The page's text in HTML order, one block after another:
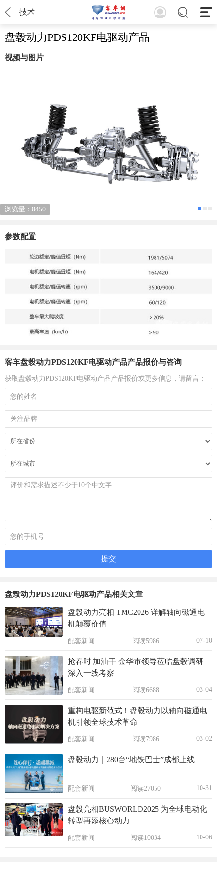
技术
盘毂动力PDS120KF电驱动产品
视频与图片
浏览量：8450
参数配置
客车盘毂动力PDS120KF电驱动产品产品报价与咨询
获取盘毂动力PDS120KF电驱动产品产品报价或更多信息，请留言；
盘毂动力PDS120KF电驱动产品相关文章
盘毂动力亮相 TMC2026 详解轴向磁通电
机颠覆价值
配套新闻 阅读5986 07-10
抢春时 加油干 金华市领导莅临盘毂调研
深入一线考察
配套新闻 阅读6688 03-04
重构电驱新范式！盘毂动力以轴向磁通电
机引领全球技术革命
配套新闻 阅读7986 03-02
盘毂动力｜280台“地铁巴士”成都上线
配套新闻 阅读27050 10-31
盘毂亮相BUSWORLD2025 为全球电动化
转型再添核心动力
配套新闻 阅读10034 10-06